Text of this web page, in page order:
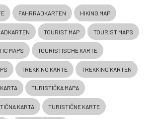
FAHRRADKARTEN HIKING MAP
TOURIST MAP TOURIST MAPS
MAPS TOURISTISCHE KARTE
TREKKING KARTE TREKKING KARTEN
TURISTIČKA MAPA
KARTA TURISTIČNE KARTE